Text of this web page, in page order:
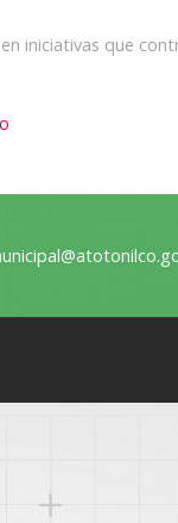
iniciativas que